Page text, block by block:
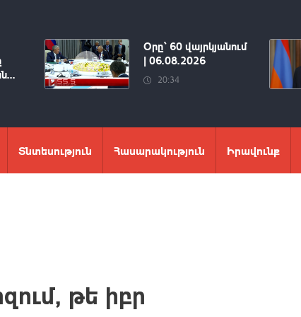
Օրը՝ 60 վայրկյանում
| 06.08.2026
20:34
Տնտեսություն Հասարակություն Իրավունք
թե իբր